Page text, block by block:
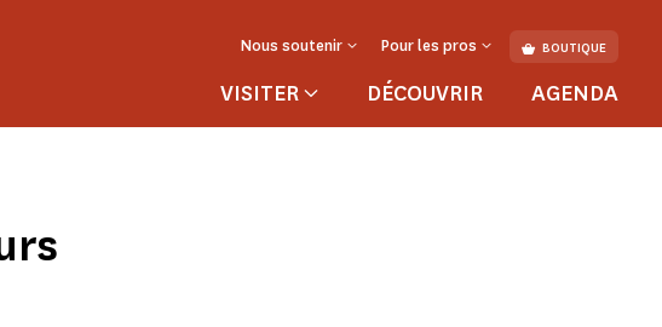
Nous soutenir Pour les pros BOUTIQUE
VISITER DÉCOUVRIR AGENDA